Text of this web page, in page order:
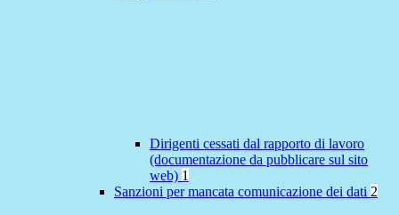
Dirigenti cessati dal rapporto di lavoro
(documentazione da pubblicare sul sito
web) 1
Sanzioni per mancata comunicazione dei dati 2